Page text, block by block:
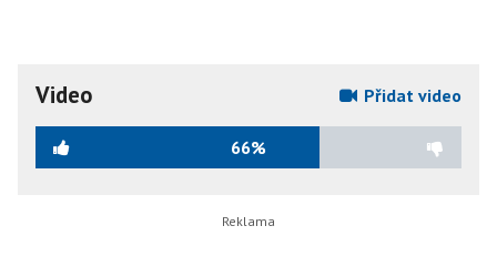
Video Přidat video
66%